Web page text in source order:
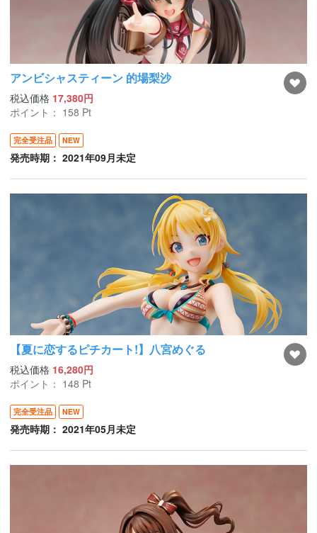
アンビシャスティーン 的場梨沙
税込価格 17,380円
ポイント： 158 Pt
完全受注品 NEW
発売時期： 2021年09月未定
【夏に恋するピチカート!】八宮めぐる
税込価格 16,280円
ポイント： 148 Pt
完全受注品 NEW
発売時期： 2021年05月未定